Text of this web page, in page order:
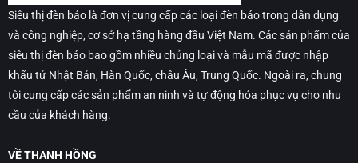
Siêu thị đèn báo là đơn vị cung cấp các loại đèn báo trong dân dụng
và công nghiệp, cơ sở hạ tầng hàng đầu Việt Nam. Các sản phẩm của
siêu thị đèn báo bao gồm nhiều chủng loại và mẫu mã được nhập
khẩu tử Nhật Bản, Hàn Quốc, châu Âu, Trung Quốc. Ngoài ra, chung
tôi cung cấp các sản phẩm an ninh và tự động hóa phục vụ cho nhu
cầu của khách hàng.
VỀ THANH HỒNG